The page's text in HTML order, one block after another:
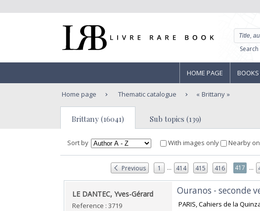
HOME PAGE
Home page Thematic catalogue Brittany
Brittany (16041) Sub topics (139)
Sort by With images only Nearby
Previous 1 ... 414 415 416 417 ...
‎LE DANTEC, Yves-Gérard‎
Reference : 3719
‎Ouranos - seconde
PARIS, Cahiers de la